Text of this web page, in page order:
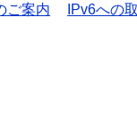
ご案内
IPv6への